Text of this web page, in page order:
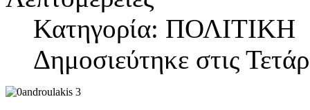
Κατηγορία: ΠΟΛΙΤΙΚΗ
Δημοσιεύτηκε στις